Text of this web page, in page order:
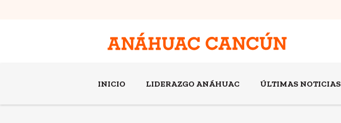
INICIO LIDERAZGO ANÁHUAC ÚLTIMAS NOTICIAS